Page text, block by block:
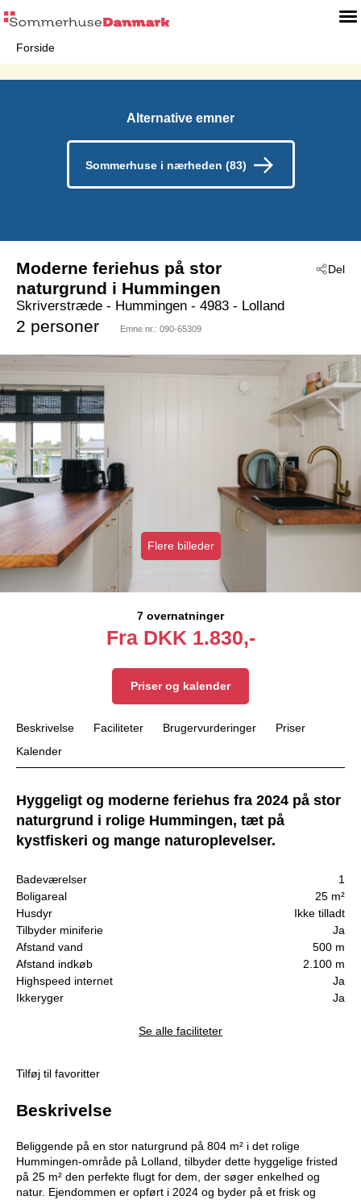
Forside
Alternative emner
Sommerhuse i nærheden (83)
Del
Moderne feriehus på stor
naturgrund i Hummingen
Skriverstræde - Hummingen - 4983 - Lolland
2 personer Emne nr.: 090-65309
Flere billeder
7 overnatninger
Fra DKK 1.830,-
Priser og kalender
Beskrivelse Faciliteter Brugervurderinger
Priser
Kalender
Hyggeligt og moderne feriehus fra 2024 på stor
naturgrund i rolige Hummingen, tæt på
kystfiskeri og mange naturoplevelser.
Badeværelser
1
Boligareal
25 m²
Husdyr
Ikke tilladt
Tilbyder miniferie
Ja
Afstand vand
500 m
Afstand indkøb
2.100 m
Highspeed internet
Ja
Ikkeryger
Ja
Se alle faciliteter
Tilføj til favoritter
Beskrivelse
Beliggende på en stor naturgrund på 804 m² i det rolige
Hummingen-område på Lolland, tilbyder dette hyggelige fristed
på 25 m² den perfekte flugt for dem, der søger enkelhed og
natur. Ejendommen er opført i 2024 og byder på et frisk og